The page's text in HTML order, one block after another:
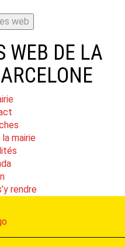
web
WEB DE LA
mairie
rendre